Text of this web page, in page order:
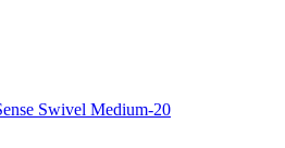
Swivel Medium-20